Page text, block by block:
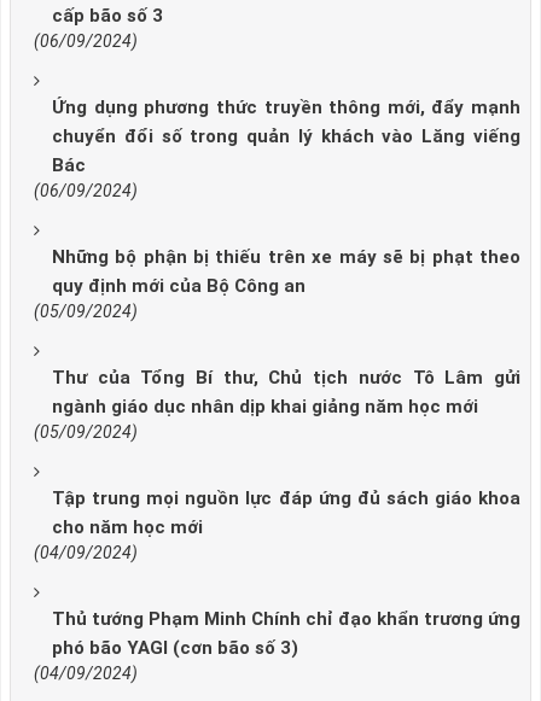
cấp bão số 3
(06/09/2024)
Ứng dụng phương thức truyền thông mới, đẩy mạnh
chuyển đổi số trong quản lý khách vào Lăng viếng
Bác
(06/09/2024)
Những bộ phận bị thiếu trên xe máy sẽ bị phạt theo
quy định mới của Bộ Công an
(05/09/2024)
Thư của Tổng Bí thư, Chủ tịch nước Tô Lâm gửi
ngành giáo dục nhân dịp khai giảng năm học mới
(05/09/2024)
Tập trung mọi nguồn lực đáp ứng đủ sách giáo khoa
cho năm học mới
(04/09/2024)
Thủ tướng Phạm Minh Chính chỉ đạo khẩn trương ứng
phó bão YAGI (cơn bão số 3)
(04/09/2024)